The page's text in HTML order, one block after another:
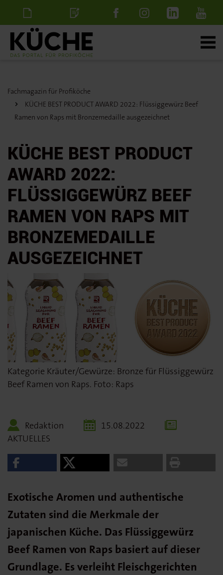
NewsletterStellenanzeige
Fachmagazin für Profiköche
KÜCHE BEST PRODUCT AWARD 2022: Flüssiggewürz Beef
Ramen von Raps mit Bronzemedaille ausgezeichnet
KÜCHE BEST PRODUCT
AWARD 2022:
FLÜSSIGGEWÜRZ BEEF
RAMEN VON RAPS MIT
BRONZEMEDAILLE
AUSGEZEICHNET
Kategorie Kräuter/Gewürze: Bronze für Flüssiggewürz
Beef Ramen von Raps. Foto: Raps
Redaktion
15.08.2022
AKTUELLES
Exotische Aromen und authentische
Zutaten sind die Merkmale der
japanischen Küche. Das Flüssiggewürz
Beef Ramen von Raps basiert auf dieser
Grundlage. Es verleiht Fleischgerichten